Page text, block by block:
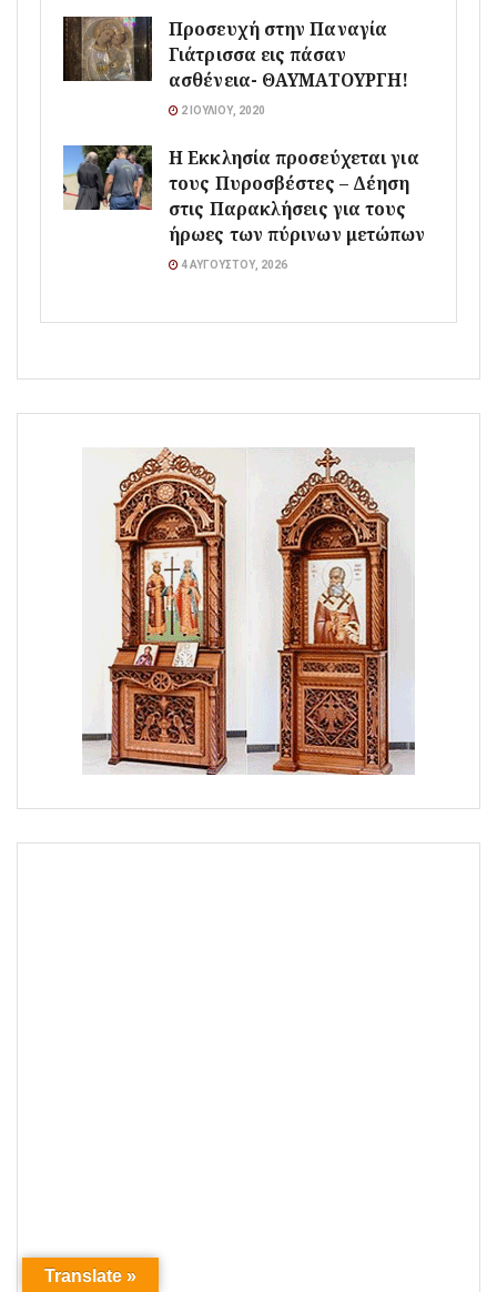
Προσευχή στην Παναγία
Γιάτρισσα εις πάσαν
ασθένεια- ΘΑΥΜΑΤΟΥΡΓΗ!
2 ΙΟΥΛΊΟΥ, 2020
Η Εκκλησία προσεύχεται για
τους Πυροσβέστες – Δέηση
στις Παρακλήσεις για τους
ήρωες των πύρινων μετώπων
4 ΑΥΓΟΎΣΤΟΥ, 2026
Translate »